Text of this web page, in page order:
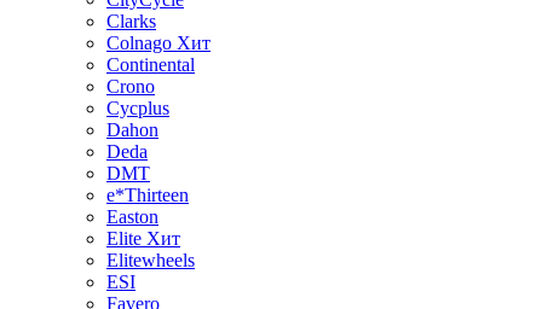
Clarks
Colnago Хит
Continental
Crono
Cycplus
Dahon
Deda
DMT
e*Thirteen
Easton
Elite Хит
Elitewheels
ESI
Favero